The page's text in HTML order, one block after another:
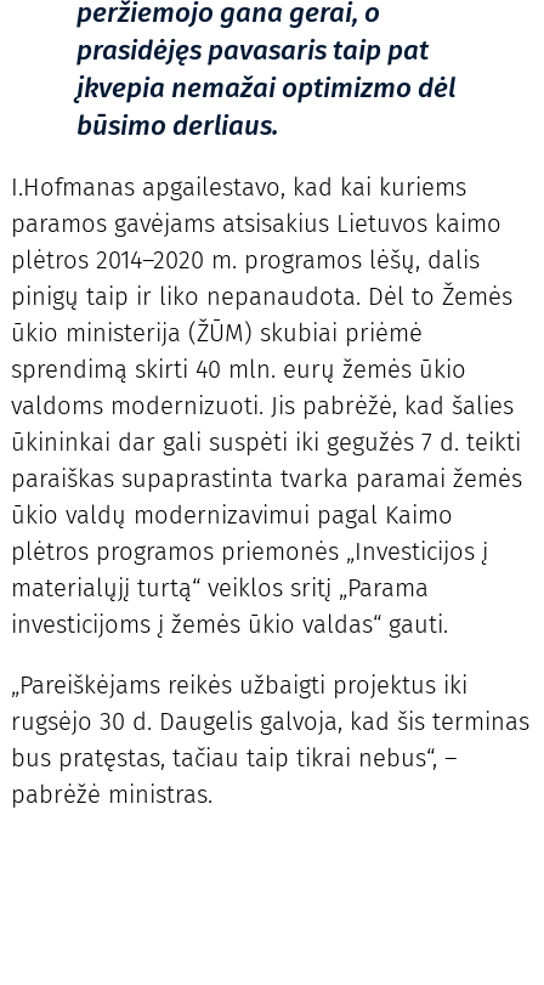
peržiemojo gana gerai, o
prasidėjęs pavasaris taip pat
įkvepia nemažai optimizmo dėl
būsimo derliaus.
I.Hofmanas apgailestavo, kad kai kuriems
paramos gavėjams atsisakius Lietuvos kaimo
plėtros 2014–2020 m. programos lėšų, dalis
pinigų taip ir liko nepanaudota. Dėl to Žemės
ūkio ministerija (ŽŪM) skubiai priėmė
sprendimą skirti 40 mln. eurų žemės ūkio
valdoms modernizuoti. Jis pabrėžė, kad šalies
ūkininkai dar gali suspėti iki gegužės 7 d. teikti
paraiškas supaprastinta tvarka paramai žemės
ūkio valdų modernizavimui pagal Kaimo
plėtros programos priemonės „Investicijos į
materialųjį turtą“ veiklos sritį „Parama
investicijoms į žemės ūkio valdas“ gauti.
„Pareiškėjams reikės užbaigti projektus iki
rugsėjo 30 d. Daugelis galvoja, kad šis terminas
bus pratęstas, tačiau taip tikrai nebus“, –
pabrėžė ministras.